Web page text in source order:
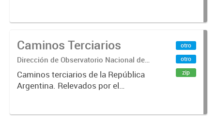
2017.
Caminos Terciarios
Dirección de Observatorio Nacional de
Transporte
Caminos terciarios de la República
Argentina. Relevados por el
otro
otro
zip